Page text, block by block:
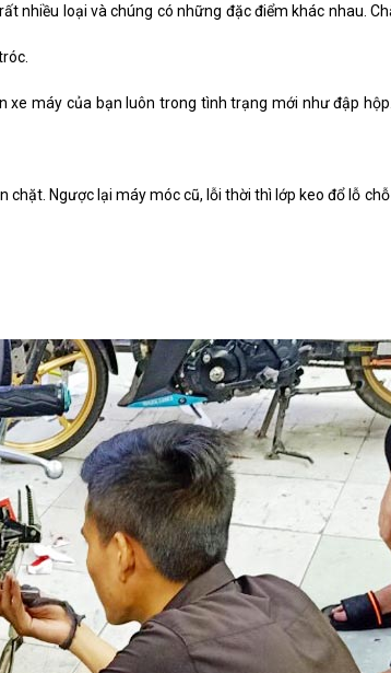
nhiều loại và chúng có những đặc điểm khác nhau.
xe máy của bạn luôn trong tình trạng mới như đập
Ngược lại máy móc cũ, lỗi thời thì lớp keo đổ lỗ